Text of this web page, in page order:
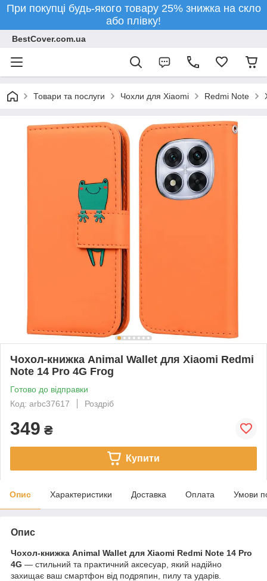
При покупці будь-якого товару 25% знижка на скло
або плівку!
BestCover.com.ua
Товари та послуги Чохли для Xiaomi Redmi Note
Чохол-книжка Animal Wallet для Xiaomi Redmi
Note 14 Pro 4G Frog
Готово до відправки
Код: arbc37617
Роздріб
349 ₴
Купити
Опис Характеристики Доставка Оплата Умови
Опис
Чохол-книжка Animal Wallet для Xiaomi Redmi Note 14 Pro
4G — стильний та практичний аксесуар, який надійно
захищає ваш смартфон від подряпин, пилу та ударів.